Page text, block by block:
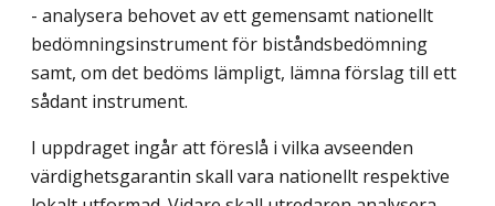
- analysera behovet av ett gemensamt nationellt
bedömningsinstrument för biståndsbedömning
samt, om det bedöms lämpligt, lämna förslag till ett
sådant instrument.
I uppdraget ingår att föreslå i vilka avseenden
värdighetsgarantin skall vara nationellt respektive